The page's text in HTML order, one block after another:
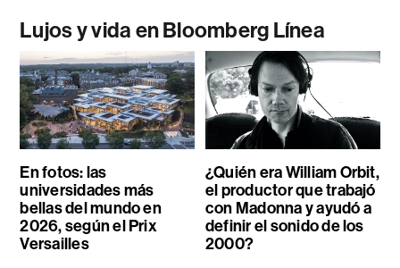
Lujos y vida en Bloomberg Línea
En fotos: las
universidades más
bellas del mundo en
2026, según el Prix
Versailles
¿Quién era William Orbit,
el productor que trabajó
con Madonna y ayudó a
definir el sonido de los
2000?